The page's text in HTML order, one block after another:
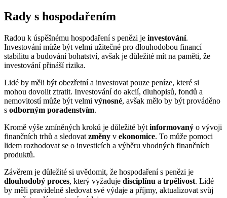
Rady s hospodařením
Radou k úspěšnému hospodaření s penězi je investování.
Investování může být velmi užitečné pro dlouhodobou financí
stabilitu a budování bohatství, avšak je důležité mít na paměti, že
investování přináší rizika.
Lidé by měli být obezřetní a investovat pouze peníze, které si
mohou dovolit ztratit. Investování do akcií, dluhopisů, fondů a
nemovitostí může být velmi výnosné, avšak mělo by být prováděno
s odborným poradenstvím.
Kromě výše zmíněných kroků je důležité být informovaný o vývoji
finančních trhů a sledovat změny v ekonomice. To může pomoci
lidem rozhodovat se o investicích a výběru vhodných finančních
produktů.
Závěrem je důležité si uvědomit, že hospodaření s penězi je
dlouhodobý proces, který vyžaduje disciplínu a trpělivost. Lidé
by měli pravidelně sledovat své výdaje a příjmy, aktualizovat svůj